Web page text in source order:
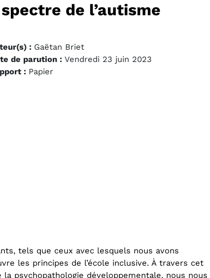
spectre de l’autisme
: Gaëtan Briet
de parution : Vendredi 23 juin 2023
: Papier
tels que ceux avec lesquels nous avons
les principes de l’école inclusive. À travers cet
la psychopathologie développementale, nous nous